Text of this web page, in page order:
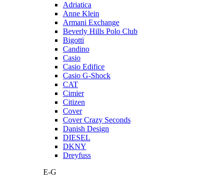
Adriatica
Anne Klein
Armani Exchange
Beverly Hills Polo Club
Bigotti
Candino
Casio
Casio Edifice
Casio G-Shock
CAT
Cimier
Citizen
Cover
Cover Crazy Seconds
Danish Design
DIESEL
DKNY
Dreyfuss
E-G